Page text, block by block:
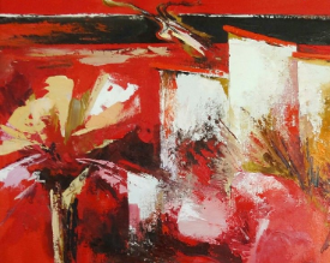
Sifarişlə
Media
Əlaqə